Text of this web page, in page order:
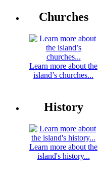
Churches
Learn more about the
island’s churches...
History
Learn more about the
island's history...